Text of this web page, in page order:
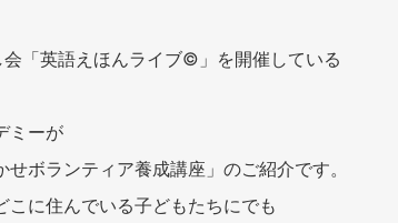
「英語えほんライブ©」を開催している
ミーが
ボランティア養成講座」のご紹介です。
に住んでいる子どもたちにでも